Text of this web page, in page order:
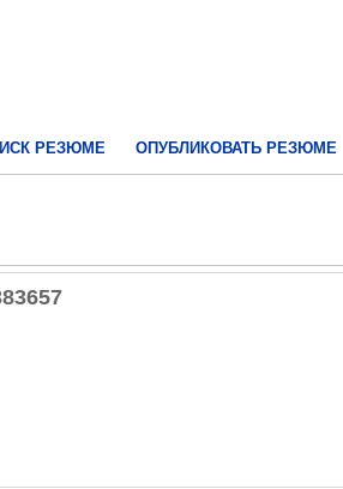
РЕЗЮМЕ ОПУБЛИКОВАТЬ РЕЗЮМЕ